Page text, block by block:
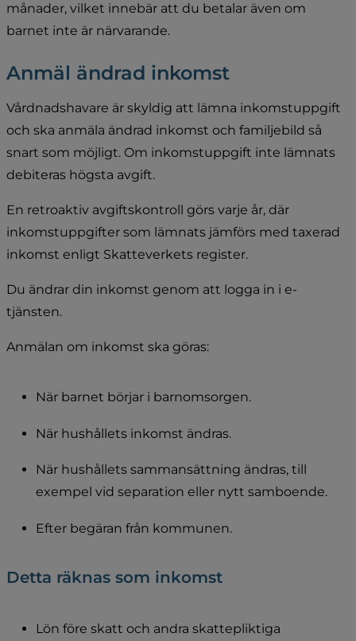
månader, vilket innebär att du betalar även om
barnet inte är närvarande.
Anmäl ändrad inkomst
Vårdnadshavare är skyldig att lämna inkomstuppgift
och ska anmäla ändrad inkomst och familjebild så
snart som möjligt. Om inkomstuppgift inte lämnats
debiteras högsta avgift.
En retroaktiv avgiftskontroll görs varje år, där
inkomstuppgifter som lämnats jämförs med taxerad
inkomst enligt Skatteverkets register.
Du ändrar din inkomst genom att logga in i e-
tjänsten.
Anmälan om inkomst ska göras:
När barnet börjar i barnomsorgen.
När hushållets inkomst ändras.
När hushållets sammansättning ändras, till
exempel vid separation eller nytt samboende.
Efter begäran från kommunen.
Detta räknas som inkomst
Lön före skatt och andra skattepliktiga